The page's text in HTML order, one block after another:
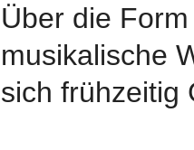
Über die
musikalische
sich frühzeitig